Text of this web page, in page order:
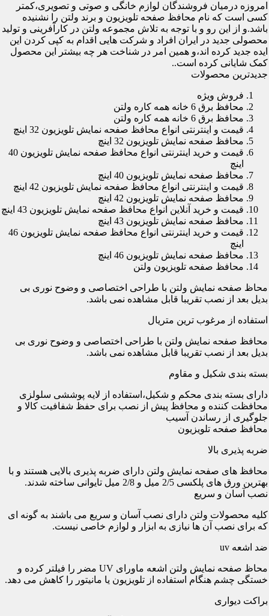
امروزه درمیان فروشندگان لوازم خانگی و صوتی و تصویری،کمتر
کسی است که نام محافظ صفحه تلویزیون و برند ولتن را نشنیده
باشد.و از این رو و با توجه به تلاش مجموعه ولتن در کارآفرینی و تولید
محصولی جدید در ایران افراد و شرکت هایی اقدام به کپی کردن این
ایده جدید کرده اند،و همین امر در شناخت هر چه بیشتر این محصول
کمک شایانی کرده است..
جدیدترین محصولات
فروش ویژه
محافظ برق 6 خانه همه کاره ولتن
محافظ برق 6 خانه همه کاره ولتن
قیمت و اینترنتی انواع محافظ صفحه نمایش تلویزیون 32 اینچ
محافظ صفحه نمایش تلویزیون 32 اینچ
قیمت و خرید اینترنتی انواع محافظ صفحه نمایش تلویزیون 40
اینچ
محافظ صفحه نمایش تلویزیون 40 اینچ
قیمت و اینترنتی انواع محافظ صفحه نمایش تلویزیون 42 اینچ
محافظ صفحه نمایش تلویزیون 42 اینچ
قیمت و خرید آنلاین انواع محافظ صفحه نمایش تلویزیون 43 اینچ
محافظ صفحه نمایش تلویزیون 43 اینچ
قیمت و خرید اینترنتی انواع محافظ صفحه نمایش تلویزیون 46
اینچ
محافظ صفحه نمایش تلویزیون 46 اینچ
محافظ صفحه تلویزیون ولتن
محاظ صفحه نمایش ولتن با طراحی اختصاصی و وضوح نوری بی
بدیل بعد از نصب تقریبا قابل مشاهده نمی باشد.
استفاده از مرغوب ترین متریال
محافظ صفحه نمایش ولتن با طراحی اختصاصی و وضوح نوری بی
بدیل بعد از نصب تقریبا قابل مشاهده نمی باشد.
بسته بندی شکیل و مقاوم
دارای بسته بندی محکم و شکیل،استفاده از لایه پوششی سلولزی
محافظت کننده و محافظ پیش از نصب برای حفظ شفافیت کالا و
جلوگیری از رساندن آسیب
محافظ صفحه تلویزیون
ضربه پذیری بالا
محافظ های صفحه نمایش ولتن دارای ضربه پذیری بالایی هستند و با
بهترین ورق های پلکسی 2/5 میل و 2/8 میل تایوانی ساخته شدند.
نصب آسان و سریع
کلیه محصولات ولتن دارای نصب آسان و سریع می باشند به گونه ای
که برای نصب آن ها نیازی به ابزار و لوازم خاصی نیست.
ضد اشعه uv
محاظ صفحه نمایش ولتن اشعه ماورای UV مضر را فیلتر کرده و
خستگی چشم هنگام استفاده از تلویزیون یا مانیتور را کاهش می دهد.
براکت دیواری